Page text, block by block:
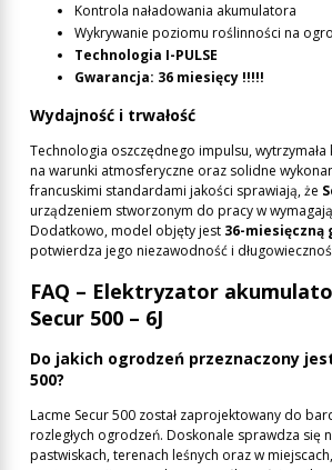
Kontrola naładowania akumulatora
Wykrywanie poziomu roślinności na
Technologia I-PULSE
Gwarancja: 36 miesięcy !!!!!
Wydajność i trwałość
Technologia oszczędnego impulsu,
na warunki atmosferyczne oraz solidne
francuskimi standardami jakości sprawiają, że
urządzeniem stworzonym do pracy w
Dodatkowo, model objęty jest 36-miesięczną
potwierdza jego niezawodność i
FAQ – Elektryzator
Secur 500 – 6J
Do jakich ogrodzeń przeznaczony
500?
Lacme Secur 500 został zaprojektowany do
rozległych ogrodzeń. Doskonale sprawdza się
pastwiskach, terenach leśnych oraz w